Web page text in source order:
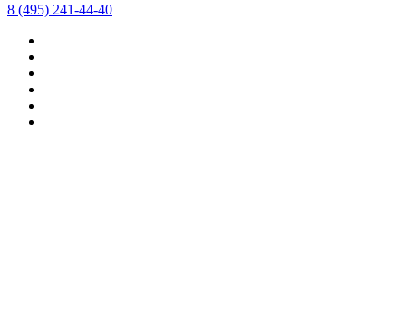
8 (495) 241-44-40